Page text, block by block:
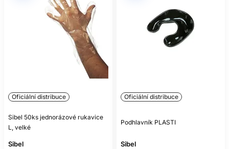
Oficiální distribuce
Sibel 50ks jednorázové rukavice
L, velké
Sibel
Oficiální distribuce
Podhlavník PLASTI
Sibel